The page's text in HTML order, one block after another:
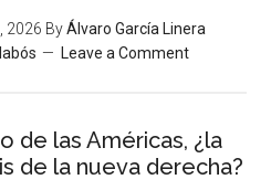
2026 ByÁlvaro García Linera
Leave a Comment
de las Américas, ¿la
de la nueva derecha?